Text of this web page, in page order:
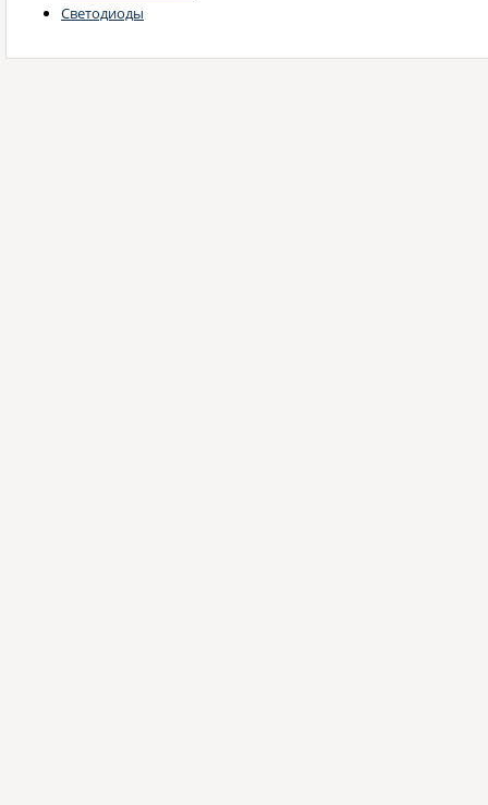
Светодиоды